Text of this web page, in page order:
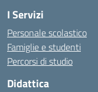
I Servizi
Personale scolastico
Famiglie e studenti
Percorsi di studio
Didattica